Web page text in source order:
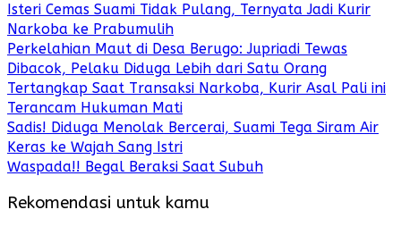
Isteri Cemas Suami Tidak Pulang, Ternyata Jadi Kurir
Narkoba ke Prabumulih
Perkelahian Maut di Desa Berugo: Jupriadi Tewas
Dibacok, Pelaku Diduga Lebih dari Satu Orang
Tertangkap Saat Transaksi Narkoba, Kurir Asal Pali ini
Terancam Hukuman Mati
Sadis! Diduga Menolak Bercerai, Suami Tega Siram Air
Keras ke Wajah Sang Istri
Waspada!! Begal Beraksi Saat Subuh
Rekomendasi untuk kamu